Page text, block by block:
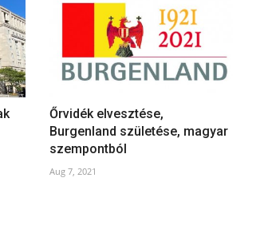
Őrvidék elvesztése,
Burgenland születése, magyar
szempontból
Aug 7, 2021